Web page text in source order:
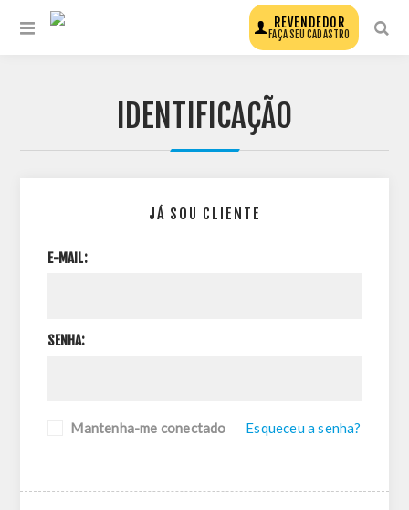
REVENDEDOR
FAÇA SEU CADASTRO
IDENTIFICAÇÃO
JÁ SOU CLIENTE
E-MAIL:
SENHA:
Mantenha-me conectado Esqueceu a senha?